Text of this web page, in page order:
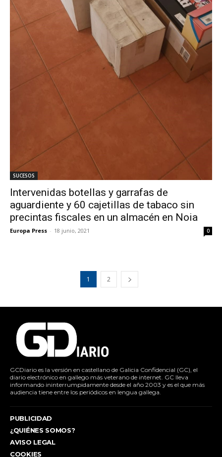
SUCESOS
Intervenidas botellas y garrafas de
aguardiente y 60 cajetillas de tabaco sin
precintas fiscales en un almacén en Noia
Europa Press - 18 junio, 2021 0
1 2
GCDiario es la versión en castellano de Galicia Confidencial (GC), el
diario electrónico en gallego más veterano de internet. GC lleva
informando ininterrumpidamente desde el año 2003 y es el que más
audiencia tiene entre los periódicos en lengua gallega.
PUBLICIDAD
¿QUIÉNES SOMOS?
AVISO LEGAL
COOKIES